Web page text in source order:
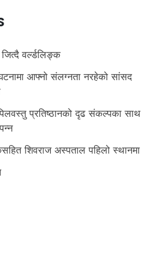
वर्ल्डलिङ्क
आफ्नो संलग्नता नरहेको सांसद
प्रतिष्ठानको दृढ संकल्पका साथ
शिवराज अस्पताल पहिलो स्थानमा